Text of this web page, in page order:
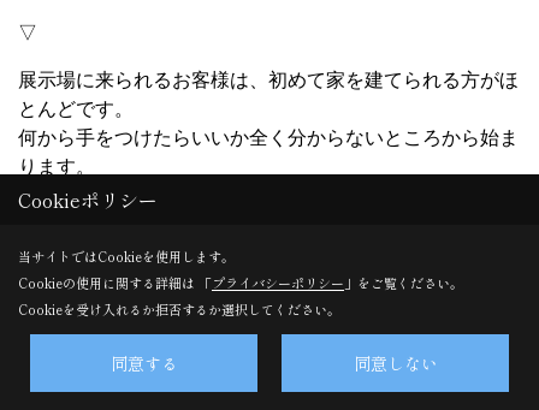
▽
展示場に来られるお客様は、初めて家を建てられる方がほ
とんどです。
何から手をつけたらいいか全く分からないところから始ま
ります。
建物のこと、土地のこと、お金のこと…
トが全面的にバックアップします。
土地探しやプランシュミレーション、ローンの手続きに至
にご提案していきます。
Cookieポリシー
当サイトではCookieを使用します。
Cookieの使用に関する詳細は 「プライバシーポリシー 」をご覧ください。
Cookieを受け入れるか拒否するか選択してください。
同意する 同意しない